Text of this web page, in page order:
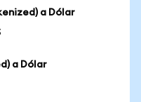
a Dólar
a Dólar